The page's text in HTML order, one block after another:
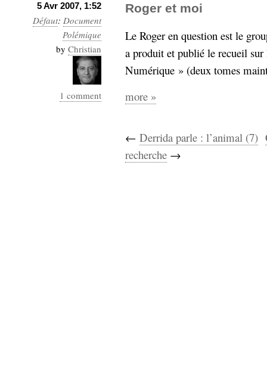
5 Avr 2007, 1:52
Défaut: Document
Polémique
by Christian
1 comment
Roger et moi
Le Roger en question est le
a produit et publié le recueil
Numérique » (deux tomes
more »
← Derrida parle : l’animal (7)
recherche →